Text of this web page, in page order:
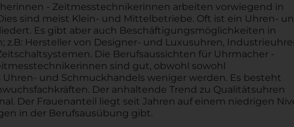
- Zeitmesstechnikerinnen arbeiten vorwiegend in
sind meist Klein- und Mittelbetriebe. Oft ist ein Uhren-
Es gibt aber auch Beschäftigungsmöglichkeiten in
Hersteller von Designer- und Luxusuhren,
Die Berufsaussichten für Uhrmacher -
sind gut, obwohl sowohl
und Schmuckhandels weniger werden. Es besteht
Der anhaltende Trend zu Qualitätsuhren
Der Frauenanteil liegt seit Jahren auf einem niedrigen
in der Berufsausübung gibt.